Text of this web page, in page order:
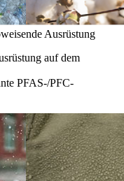
Ausrüstung
auf dem
PFAS-/PFC-